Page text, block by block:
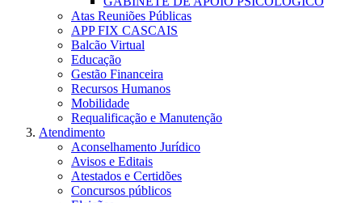
Atas Reuniões Públicas
APP FIX CASCAIS
Balcão Virtual
Educação
Gestão Financeira
Recursos Humanos
Mobilidade
Requalificação e Manutenção
Atendimento
Aconselhamento Jurídico
Avisos e Editais
Atestados e Certidões
Concursos públicos